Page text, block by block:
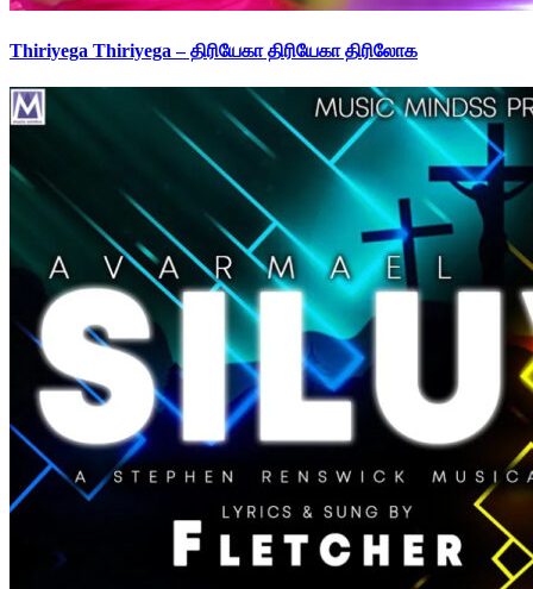
Thiriyega Thiriyega – திரியேகா திரியேகா திரிலோக